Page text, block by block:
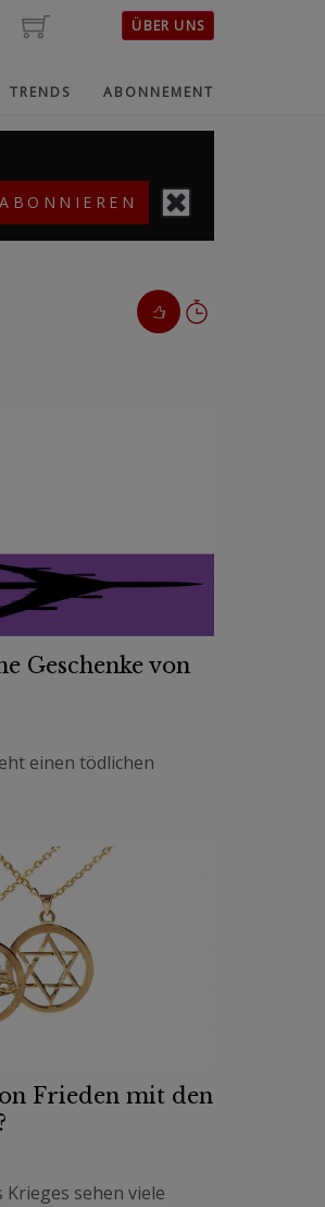
ÜBER UNS
TRENDS ABONNEMENT
ABONNIEREN
Geschenke von
einen tödlichen
Frieden mit den
Krieges sehen viele